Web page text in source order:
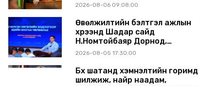
аймагт ажиллав
2026-08-06 09:08:00
Өвөлжилтийн бэлтгэл ажлын
хүрээнд Шадар сайд
Н.Номтойбаяр Дорнод,
Сүхбаатар аймагт ажиллав
2026-08-05 17:30:00
Бүх шатанд хэмнэлтийн горимд
шилжиж, найр наадам,